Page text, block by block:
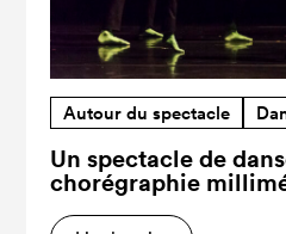
Autour du spectacle
Un spectacle de
chorégraphie